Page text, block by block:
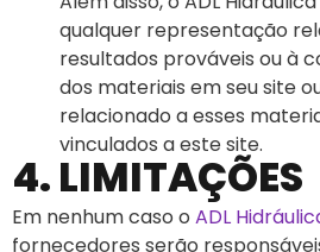
qualquer representação
resultados prováveis ​​ou à
dos materiais em seu site
relacionado a esses
vinculados a este site.
4. LIMITAÇÕES
Em nenhum caso o ADL
fornecedores serão